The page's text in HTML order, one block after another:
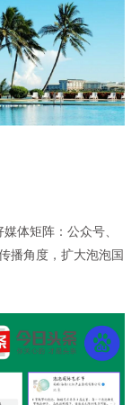
体矩阵：公众号、
播角度，扩大泡泡国